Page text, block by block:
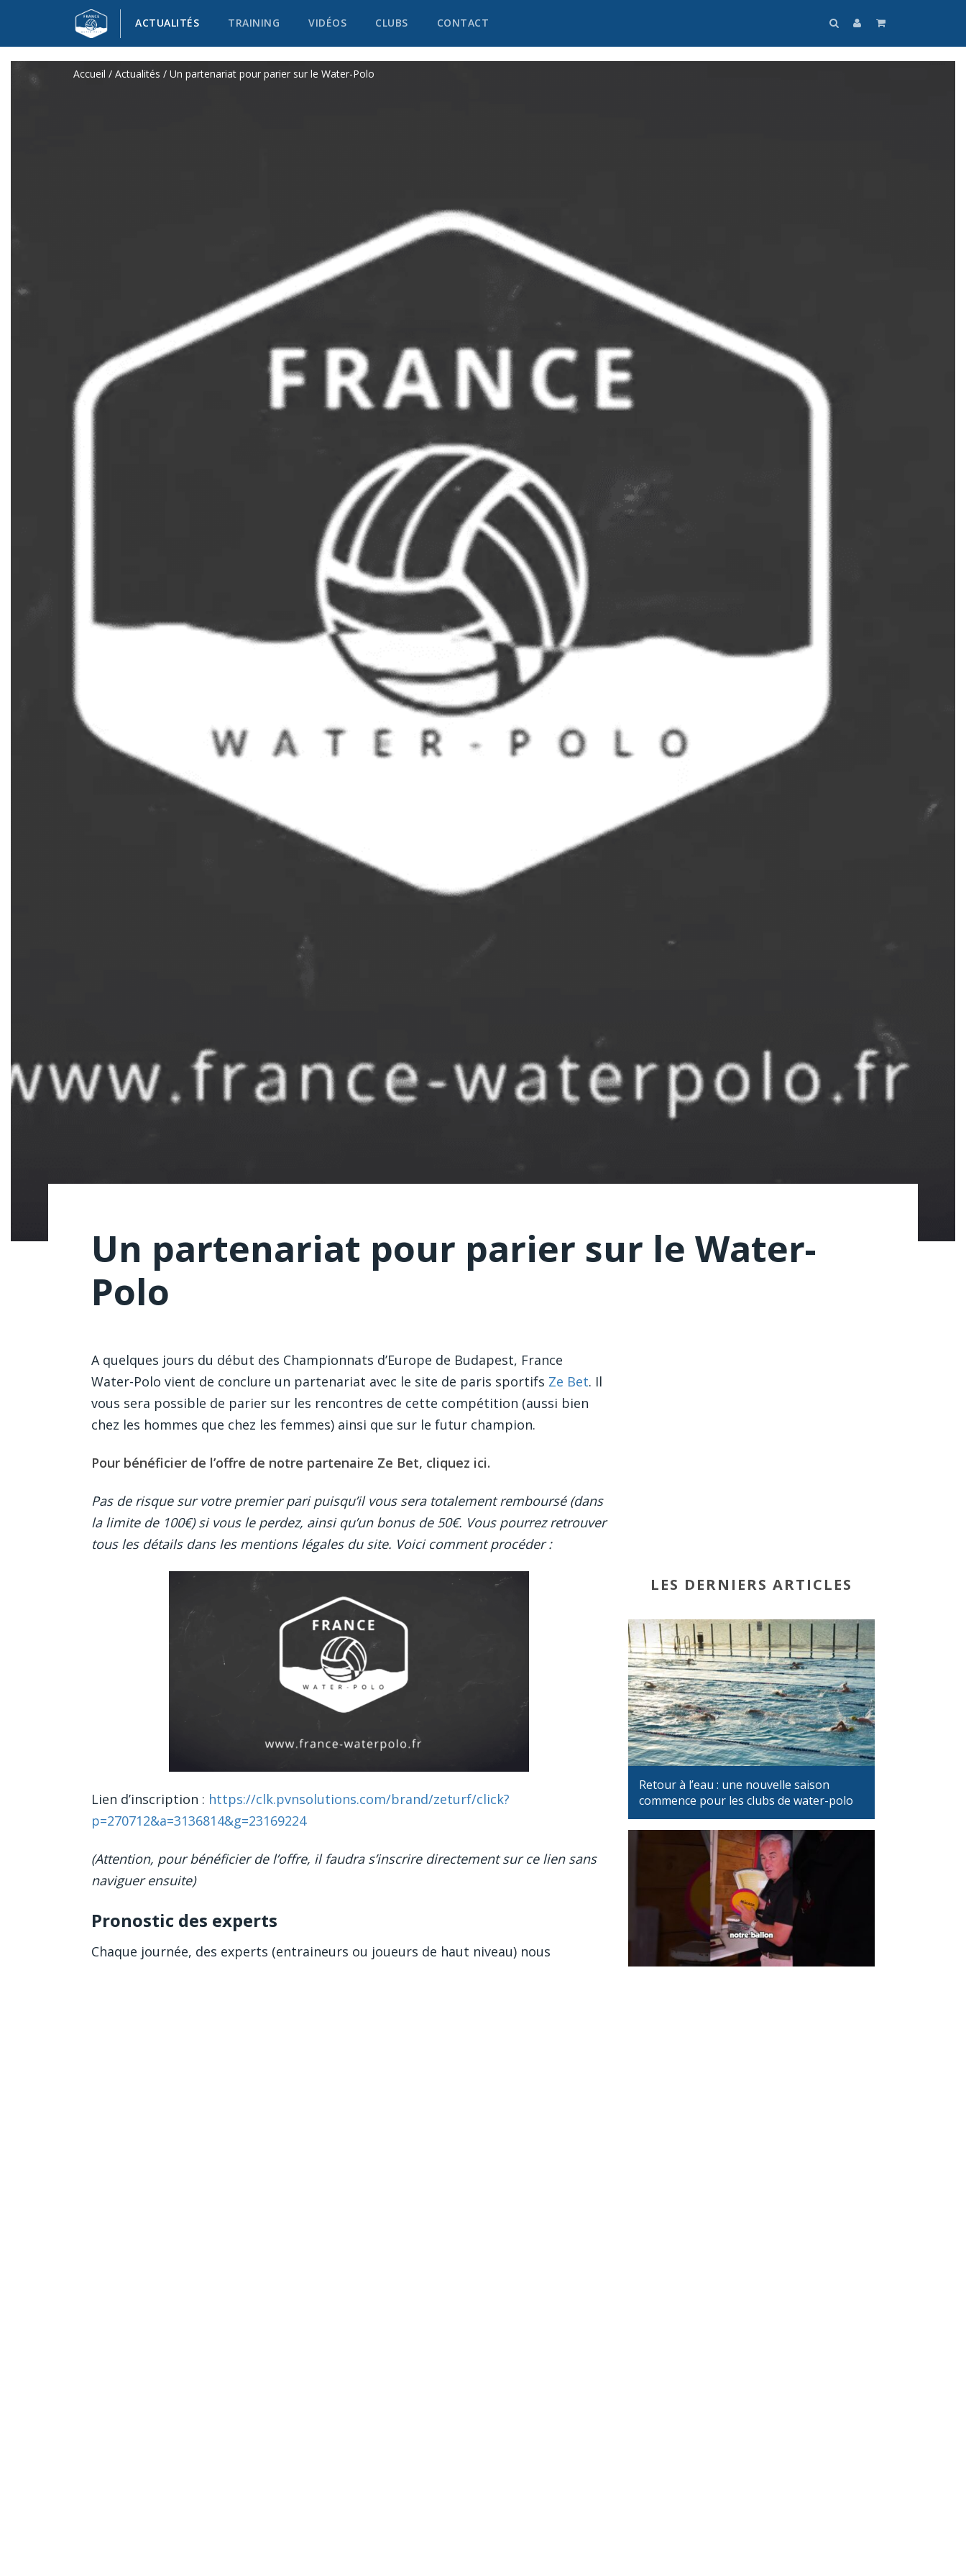
ACTUALITÉS TRAINING VIDÉOS CLUBS CONTACT
Accueil / Actualités / Un partenariat pour parier sur le Water-Polo
Un partenariat pour parier sur le Water-
Polo
A quelques jours du début des Championnats d’Europe de Budapest, France
Water-Polo vient de conclure un partenariat avec le site de paris sportifs Ze Bet. Il
vous sera possible de parier sur les rencontres de cette compétition (aussi bien
chez les hommes que chez les femmes) ainsi que sur le futur champion.
Pour bénéficier de l’offre de notre partenaire Ze Bet, cliquez ici.
Pas de risque sur votre premier pari puisqu’il vous sera totalement remboursé (dans
la limite de 100€) si vous le perdez, ainsi qu’un bonus de 50€. Vous pourrez retrouver
tous les détails dans les mentions légales du site. Voici comment procéder :
Lien d’inscription : https://clk.pvnsolutions.com/brand/zeturf/click?
p=270712&a=3136814&g=23169224
(Attention, pour bénéficier de l’offre, il faudra s’inscrire directement sur ce lien sans
naviguer ensuite)
Pronostic des experts
Chaque journée, des experts (entraineurs ou joueurs de haut niveau) nous
LES DERNIERS ARTICLES
Retour à l’eau : une nouvelle saison
commence pour les clubs de water-polo